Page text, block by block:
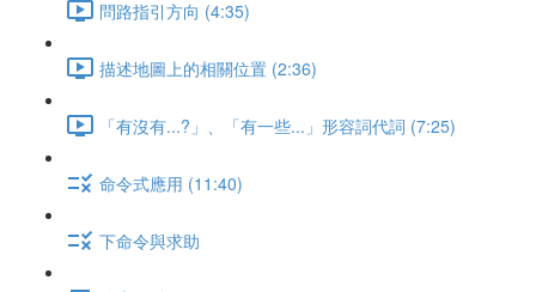
問路指引方向 (4:35)
描述地圖上的相關位置 (2:36)
「有沒有...?」、「有一些...」形容詞代詞 (7:25)
命令式應用 (11:40)
下命令與求助